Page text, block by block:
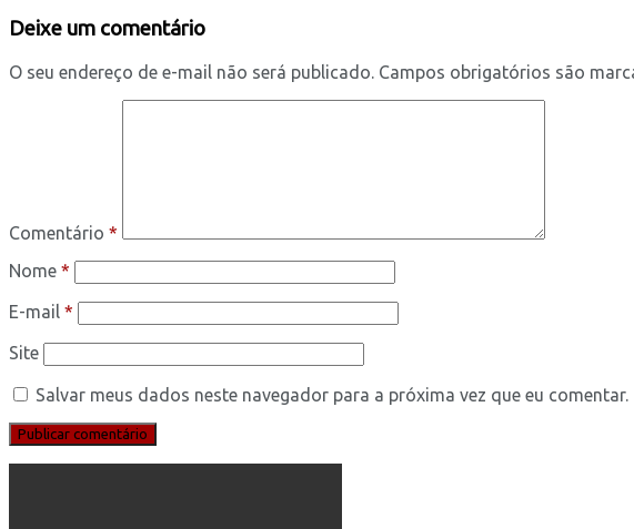
Deixe um comentário
O seu endereço de e-mail não será publicado. Campos obrigatórios são
Comentário *
Nome *
E-mail *
Site
Salvar meus dados neste navegador para a próxima vez que eu comentar.